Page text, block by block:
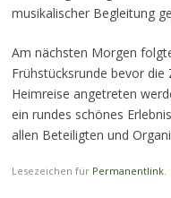
musikalischer Begleitung
Am nächsten Morgen
Frühstücksrunde bevor
Heimreise angetreten
ein rundes schönes
allen Beteiligten und
Lesezeichen für Permanentlink.